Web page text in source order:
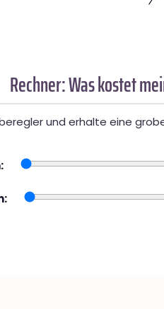
Rechner: Was kostet
und erhalte eine